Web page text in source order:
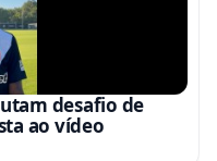
desafio de
ao vídeo